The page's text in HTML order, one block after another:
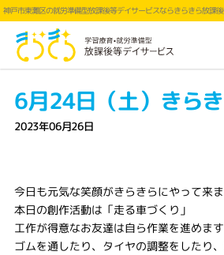
神戸市東灘区の就労準備型放課後等デイサービスならきらきら放課
6月24日（土）きら
2023年06月26日
今日も元気な笑顔がきらきらにやって来ま
本日の創作活動は「走る車づくり」
工作が得意なお友達は自ら作業を進めます
ゴムを通したり、タイヤの調整をしたり